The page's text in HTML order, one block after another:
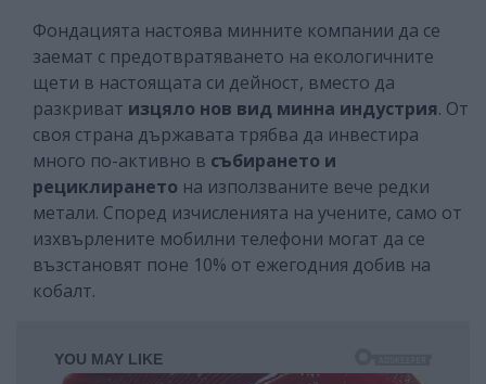
Фондацията настоява минните компании да се
заемат с предотвратяването на екологичните
щети в настоящата си дейност, вместо да
разкриват изцяло нов вид минна индустрия. От
своя страна държавата трябва да инвестира
много по-активно в събирането и
рециклирането на използваните вече редки
метали. Според изчисленията на учените, само от
изхвърлените мобилни телефони могат да се
възстановят поне 10% от ежегодния добив на
кобалт.